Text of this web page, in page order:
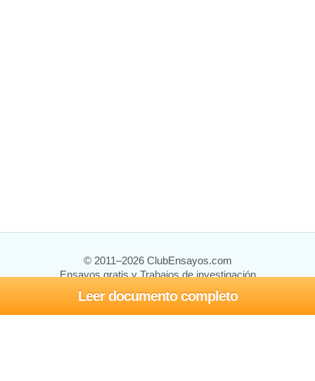
Leer documento completo
© 2011–2026 ClubEnsayos.com
Ensayos gratis y Trabajos de investigación